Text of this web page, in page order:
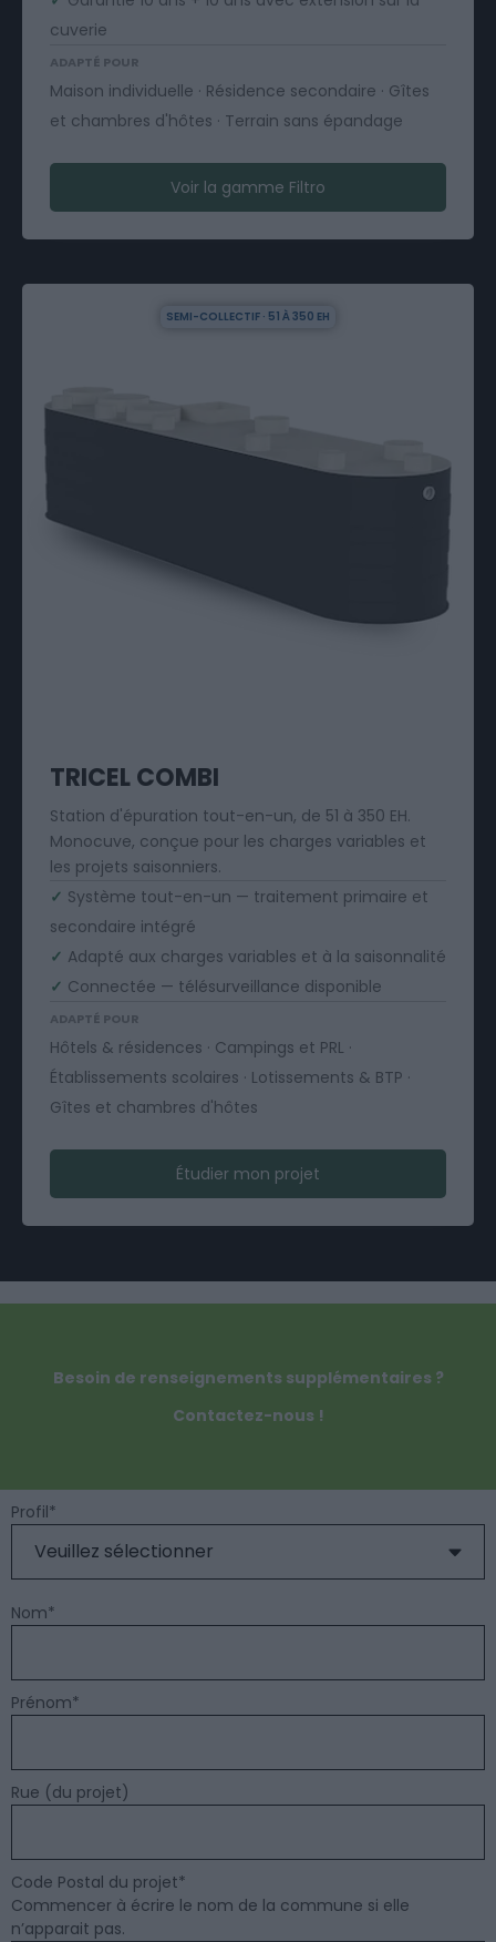
cuverie
ADAPTÉ POUR
Maison individuelle · Résidence secondaire · Gîtes
et chambres d'hôtes · Terrain sans épandage
Voir la gamme Filtro
SEMI-COLLECTIF · 51 À 350 EH
TRICEL COMBI
Station d'épuration tout-en-un, de 51 à 350 EH.
Monocuve, conçue pour les charges variables et
les projets saisonniers.
✓ Système tout-en-un — traitement primaire et
secondaire intégré
✓ Adapté aux charges variables et à la saisonnalité
✓ Connectée — télésurveillance disponible
ADAPTÉ POUR
Hôtels & résidences · Campings et PRL ·
Établissements scolaires · Lotissements & BTP ·
Gîtes et chambres d'hôtes
Étudier mon projet
Besoin de renseignements supplémentaires ?
Contactez-nous !
Profil*
Nom*
Prénom*
Rue (du projet)
Code Postal du projet*
Commencer à écrire le nom de la commune si elle
n’apparait pas.